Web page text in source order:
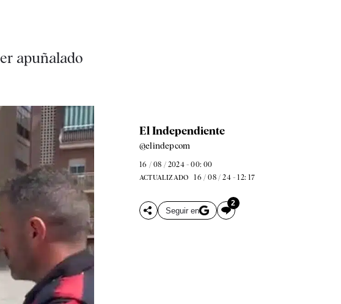
apuñalado
El Independiente
@elindepcom
16 / 08 / 2024 - 00: 00
ACTUALIZADO 16 / 08 / 24 - 12: 17
Seguir en
2